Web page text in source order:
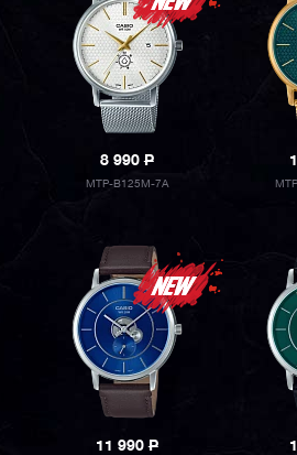
8 990P
MTP-B125M-7A
11 990P